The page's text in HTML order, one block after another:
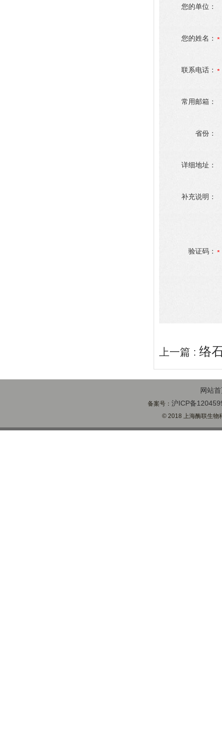
您的单位：
您的姓名：
联系电话：
常用邮箱：
省份：
详细地址：
补充说明：
验证码：
上一篇 : 络
网站
备案号：沪ICP备
© 2018 上海酶联生物